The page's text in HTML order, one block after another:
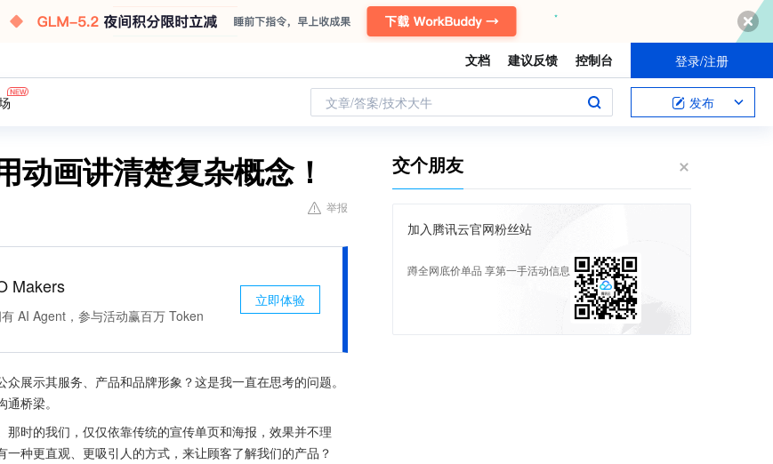
文档 建议反馈 控制台 登录/注册
文章/答案/技术大牛 发布
动画讲清楚复杂概念！
举报
Makers
AI Agent，参与活动赢百万 Token
立即体验
展示其服务、产品和品牌形象？这是我一直在思考的问题。
桥梁。
时的我们，仅仅依靠传统的宣传单页和海报，效果并不理
种更直观、更吸引人的方式，来让顾客了解我们的产品？
交个朋友
加入腾讯云官网粉丝站
蹲全网底价单品 享第一手活动信息